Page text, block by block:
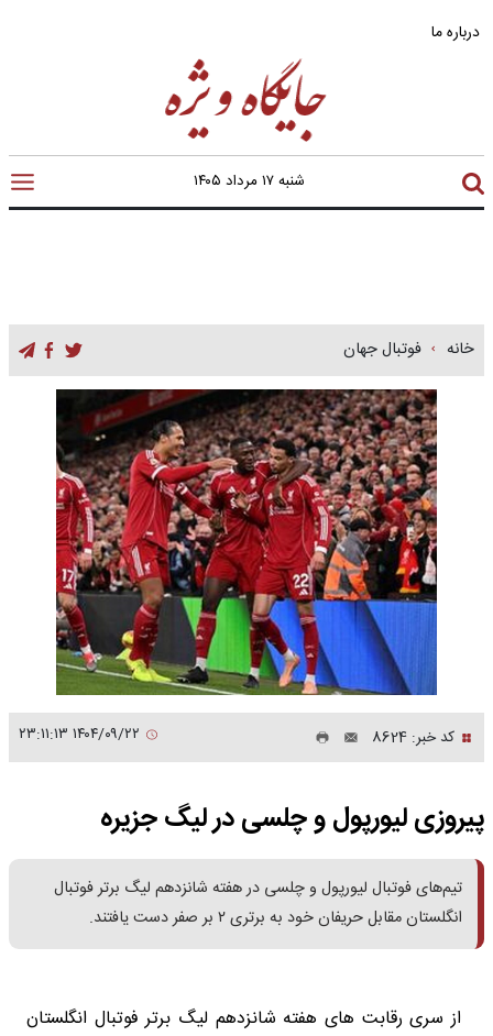
درباره ما
شنبه ۱۷ مرداد ۱۴۰۵
خانه فوتبال جهان
کد خبر: 8624
پیروزی لیورپول و چلسی در لیگ جزیره
تیم‌های فوتبال لیورپول و چلسی در هفته شانزدهم لیگ برتر فوتبال
انگلستان مقابل حریفان خود به برتری ۲ بر صفر دست یافتند.
از سری رقابت های هفته شانزدهم لیگ برتر فوتبال انگلستان